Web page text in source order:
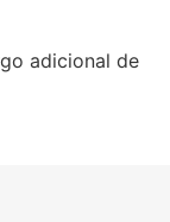
adicional de